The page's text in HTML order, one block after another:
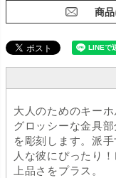
商
大人のためのキー
グロッシーな金具
を彫刻します。派
人な彼にぴったり
上品さをプラス。